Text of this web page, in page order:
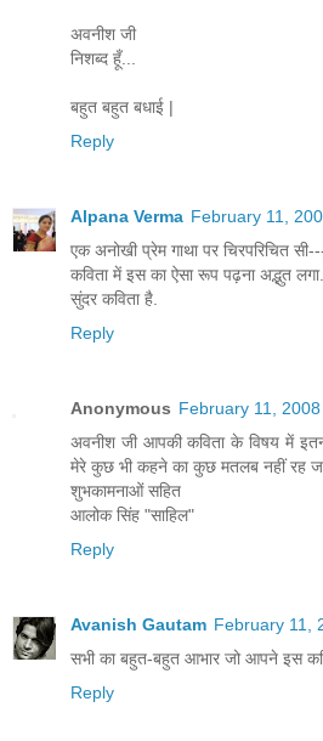
अवनीश जी
निशब्द हूँ...
बहुत बहुत बधाई |
Reply
Alpana Verma February 11,
एक अनोखी प्रेम गाथा पर चिरपरिचित
कविता में इस का ऐसा रूप पढ़ना अद्भुत लगा.
सुंदर कविता है.
Reply
Anonymous February 11,
अवनीश जी आपकी कविता के विषय में
मेरे कुछ भी कहने का कुछ मतलब नहीं रह
शुभकामनाओं सहित
आलोक सिंह "साहिल"
Reply
Avanish Gautam February 11,
सभी का बहुत-बहुत आभार जो आपने इस
Reply